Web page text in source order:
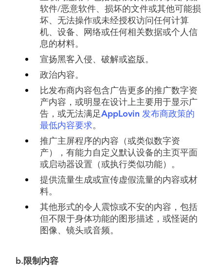
软件/恶意软件、损坏的文件或其他可能损
坏、无法操作或未经授权访问任何计算
机、设备、网络或任何相关数据或个人信
息的材料。
宣扬黑客入侵、破解或盗版。
政治内容。
比发布商内容包含广告更多的推广数字资
产内容，或明显在设计上主要用于显示广
告，或无法满足AppLovin 发布商政策的
最低内容要求。
推广主屏程序的内容（或类似数字资
产），有能力自定义默认设备的主页平面
或启动器设置（或执行类似功能）。
提供流量生成或宣传虚假流量的内容或材
料。
其他形式的令人震惊或不安的内容，包括
但不限于身体功能的图形描述，或怪诞的
图像、镜头或音频。
b.限制内容